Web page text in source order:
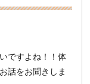
ですよね！！体
話をお聞きしま